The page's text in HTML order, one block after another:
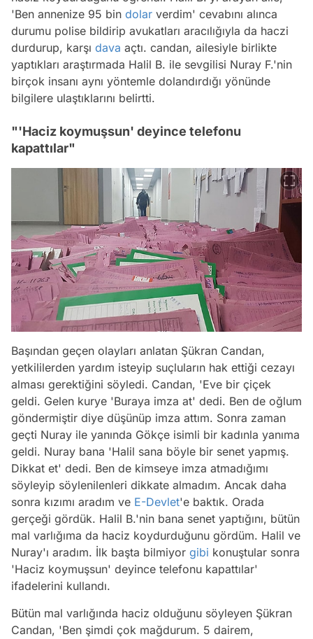
'Ben annenize 95 bin dolar verdim' cevabını alınca
durumu polise bildirip avukatları aracılığıyla da haczi
durdurup, karşı dava açtı. candan, ailesiyle birlikte
yaptıkları araştırmada Halil B. ile sevgilisi Nuray F.'nin
birçok insanı aynı yöntemle dolandırdığı yönünde
bilgilere ulaştıklarını belirtti.
"'Haciz koymuşsun' deyince telefonu
kapattılar"
Başından geçen olayları anlatan Şükran Candan,
yetkililerden yardım isteyip suçluların hak ettiği cezayı
alması gerektiğini söyledi. Candan, 'Eve bir çiçek
geldi. Gelen kurye 'Buraya imza at' dedi. Ben de oğlum
göndermiştir diye düşünüp imza attım. Sonra zaman
geçti Nuray ile yanında Gökçe isimli bir kadınla yanıma
geldi. Nuray bana 'Halil sana böyle bir senet yapmış.
Dikkat et' dedi. Ben de kimseye imza atmadığımı
söyleyip söylenilenleri dikkate almadım. Ancak daha
sonra kızımı aradım ve E-Devlet'e baktık. Orada
gerçeği gördük. Halil B.'nin bana senet yaptığını, bütün
mal varlığıma da haciz koydurduğunu gördüm. Halil ve
Nuray'ı aradım. İlk başta bilmiyor gibi konuştular sonra
'Haciz koymuşsun' deyince telefonu kapattılar'
ifadelerini kullandı.
Bütün mal varlığında haciz olduğunu söyleyen Şükran
Candan, 'Ben şimdi çok mağdurum. 5 dairem,